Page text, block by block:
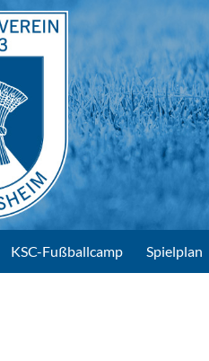
KSC-Fußballcamp Spielplan